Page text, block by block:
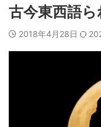
古今東西語ら
2018年4月28日